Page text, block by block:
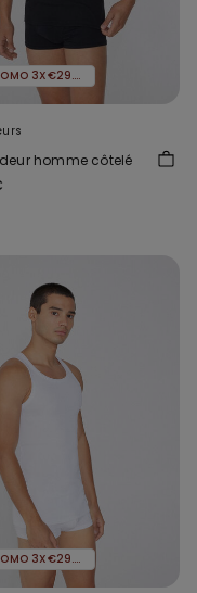
PROMO 3X€29.99
homme côtelé
PROMO 3X€29.99